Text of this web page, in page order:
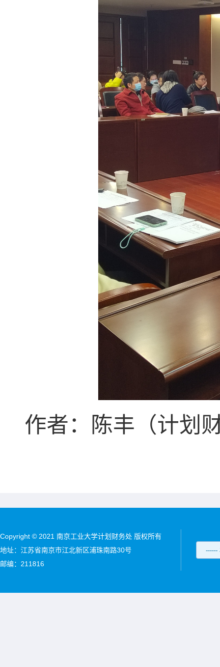
作者：陈丰（计划
Copyright © 2021 南京工业大学计划财务处 版权所有
地址：江苏省南京市江北新区浦珠南路30号
邮编：211816